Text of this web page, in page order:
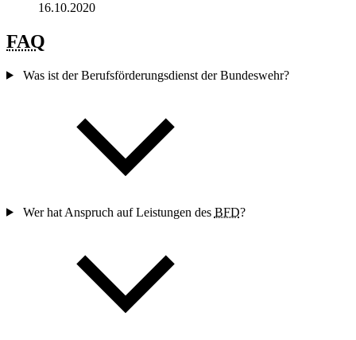
16.10.2020
FAQ
Was ist der Berufsförderungsdienst der Bundeswehr?
Wer hat Anspruch auf Leistungen des BFD?